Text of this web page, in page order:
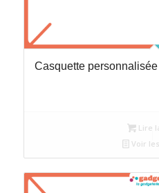
Casquette
Lire
Voir